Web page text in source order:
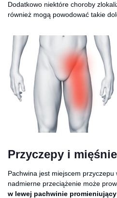
Dodatkowo niektóre choroby
również mogą powodować takie
Przyczepy i mięśnie
Pachwina jest miejscem przyczepu
nadmierne przeciążenie może
w lewej pachwinie